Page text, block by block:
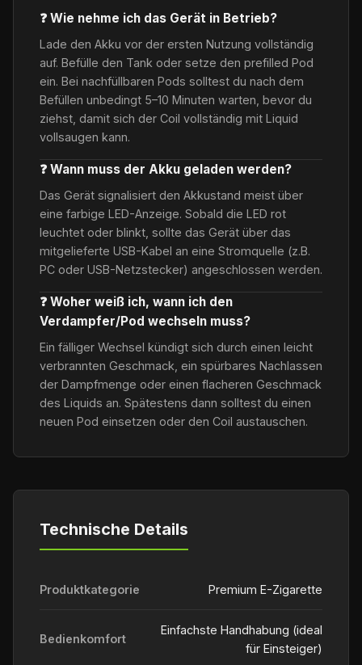
❓ Wie nehme ich das Gerät in Betrieb?
Lade den Akku vor der ersten Nutzung vollständig
auf. Befülle den Tank oder setze den prefilled Pod
ein. Bei nachfüllbaren Pods solltest du nach dem
Befüllen unbedingt 5–10 Minuten warten, bevor du
ziehst, damit sich der Coil vollständig mit Liquid
vollsaugen kann.
❓ Wann muss der Akku geladen werden?
Das Gerät signalisiert den Akkustand meist über
eine farbige LED-Anzeige. Sobald die LED rot
leuchtet oder blinkt, sollte das Gerät über das
mitgelieferte USB-Kabel an eine Stromquelle (z.B.
PC oder USB-Netzstecker) angeschlossen werden.
❓ Woher weiß ich, wann ich den
Verdampfer/Pod wechseln muss?
Ein fälliger Wechsel kündigt sich durch einen leicht
verbrannten Geschmack, ein spürbares Nachlassen
der Dampfmenge oder einen flacheren Geschmack
des Liquids an. Spätestens dann solltest du einen
neuen Pod einsetzen oder den Coil austauschen.
Technische Details
Produktkategorie Premium E-Zigarette
Bedienkomfort
Einfachste Handhabung (ideal
für Einsteiger)